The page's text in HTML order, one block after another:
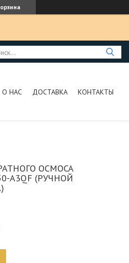
О НАС ДОСТАВКА КОНТАКТЫ
ОСМОСА
A3QF (РУЧНОЙ